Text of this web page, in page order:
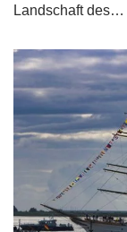
Landschaft des…